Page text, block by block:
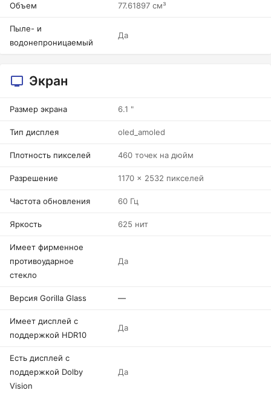
Объем 77.61897 см³
Пыле- и
водонепроницаемый
Да
Экран
Размер экрана 6.1 "
Тип дисплея oled_amoled
Плотность пикселей 460 точек на дюйм
Разрешение 1170 x 2532 пикселей
Частота обновления 60 Гц
Яркость 625 нит
Имеет фирменное
противоударное
стекло
Да
Версия Gorilla Glass —
Имеет дисплей с
поддержкой HDR10
Да
Есть дисплей с
поддержкой Dolby
Vision
Да